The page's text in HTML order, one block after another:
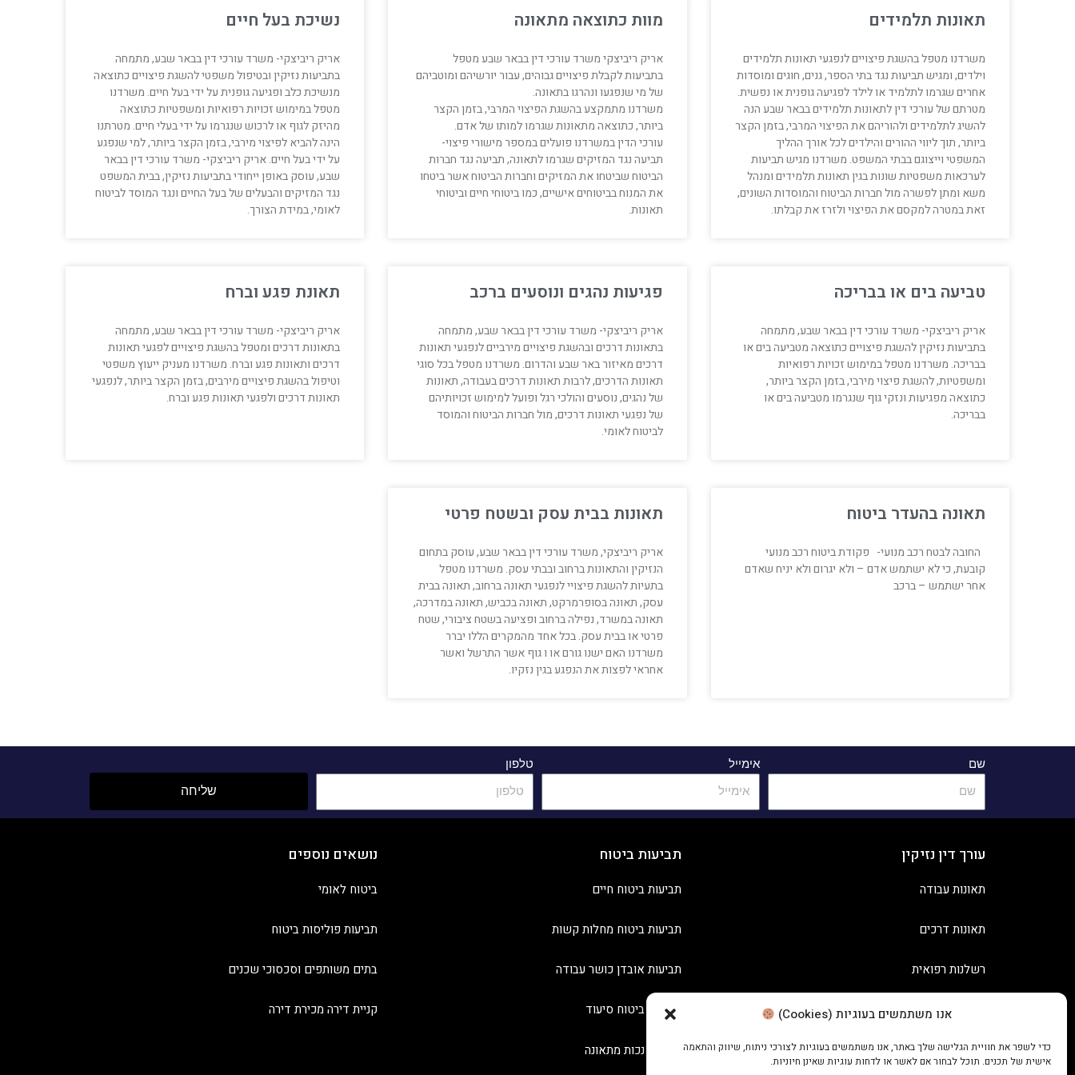
אנו משתמשים בעוגיות (Cookies)
כדי לשפר את חוויית הגלישה שלך באתר, אנו משתמשים בעוגיות לצורכי ניתוח, שיווק והתאמה
אישית של תכנים. תוכל לבחור אם לאשר או לדחות עוגיות שאינן חיוניות.
תאונות תלמידים
משרדנו מטפל בהשגת פיצויים לנפגעי תאונות תלמידים
וילדים, ומגיש תביעות נגד בתי הספר, גנים, חוגים ומוסדות
אחרים שגרמו לתלמיד או לילד לפגיעה גופנית או נפשית.
מטרתם של עורכי דין לתאונות תלמידים בבאר שבע הנה
להשיג לתלמידים ולהוריהם את הפיצוי המרבי, בזמן הקצר
ביותר, תוך ליווי ההורים והילדים לכל אורך ההליך
המשפטי וייצוגם בבתי המשפט. משרדנו מגיש תביעות
לערכאות משפטיות שונות בגין תאונות תלמידים ומנהל
משא ומתן לפשרה מול חברות הביטוח והמוסדות השונים,
זאת במטרה למקסם את הפיצוי ולזרז את קבלתו.
מוות כתוצאה מתאונה
אריק ריביצקי משרד עורכי דין בבאר שבע מטפל
בתביעות לקבלת פיצויים גבוהים, עבור יורשיהם ומוטביהם
של מי שנפגעו ונהרגו בתאונה.
משרדנו מתמקצע בהשגת הפיצוי המרבי, בזמן הקצר
ביותר, כתוצאה מתאונות שגרמו למותו של אדם.
עורכי הדין במשרדנו פועלים במספר מישורי פיצוי-
תביעה נגד המזיקים שגרמו לתאונה, תביעה נגד חברות
הביטוח שביטחו את המזיקים וחברות הביטוח אשר ביטחו
את המנוח בביטוחים אישיים, כמו ביטוחי חיים וביטוחי
תאונות.
נשיכת בעל חיים
אריק ריביצקי- משרד עורכי דין בבאר שבע, מתמחה
בתביעות נזיקין ובטיפול משפטי להשגת פיצויים כתוצאה
מנשיכת כלב ופגיעה גופנית על ידי בעל חיים. משרדנו
מטפל במימוש זכויות רפואיות ומשפטיות כתוצאה
מהיזק לגוף או לרכוש שנגרמו על ידי בעלי חיים. מטרתנו
הינה להביא לפיצוי מירבי, בזמן הקצר ביותר, למי שנפגע
על ידי בעל חיים. אריק ריביצקי- משרד עורכי דין בבאר
שבע, עוסק באופן ייחודי בתביעות נזיקין, בבית המשפט
נגד המזיקים והבעלים של בעל החיים ונגד המוסד לביטוח
לאומי, במידת הצורך.
טביעה בים או בבריכה
אריק ריביצקי- משרד עורכי דין בבאר שבע, מתמחה
בתביעות נזיקין להשגת פיצויים כתוצאה מטביעה בים או
בבריכה. משרדנו מטפל במימוש זכויות רפואיות
ומשפטיות, להשגת פיצוי מירבי, בזמן הקצר ביותר,
כתוצאה מפגיעות ונזקי גוף שנגרמו מטביעה בים או
בבריכה.
פגיעות נהגים ונוסעים ברכב
אריק ריביצקי- משרד עורכי דין בבאר שבע, מתמחה
בתאונות דרכים ובהשגת פיצויים מירביים לנפגעי תאונות
דרכים מאיזור באר שבע והדרום. משרדנו מטפל בכל סוגי
תאונות הדרכים, לרבות תאונות דרכים בעבודה, תאונות
של נהגים, נוסעים והולכי רגל ופועל למימוש זכויותיהם
של נפגעי תאונות דרכים, מול חברות הביטוח והמוסד
לביטוח לאומי.
תאונת פגע וברח
אריק ריביצקי- משרד עורכי דין בבאר שבע, מתמחה
בתאונות דרכים ומטפל בהשגת פיצויים לפגעי תאונות
דרכים ותאונות פגע וברח. משרדנו מעניק ייעוץ משפטי
וטיפול בהשגת פיצויים מירבים, בזמן הקצר ביותר, לנפגעי
תאונות דרכים ולפגעי תאונות פגע וברח.
תאונה בהעדר ביטוח
החובה לבטח רכב מנועי- פקודת ביטוח רכב מנועי
קובעת, כי לא ישתמש אדם – ולא יגרום ולא יניח שאדם
אחר ישתמש – ברכב
תאונות בבית עסק ובשטח פרטי
אריק ריביצקי, משרד עורכי דין בבאר שבע, עוסק בתחום
הנזיקין והתאונות ברחוב ובבתי עסק. משרדנו מטפל
בתעיות להשגת פיצויי לנפגעי תאונה ברחוב, תאונה בבית
עסק, תאונה בסופרמרקט, תאונה בכביש, תאונה במדרכה,
תאונה במשרד, נפילה ברחוב ופציעה בשטח ציבורי, שטח
פרטי או בבית עסק. בכל אחד מהמקרים הללו יברר
משרדנו האם ישנו גורם או ו גוף אשר התרשל ואשר
אחראי לפצות את הנפגע בגין נזקיו.
שם אימייל טלפון
שליחה
עורך דין נזיקין
תאונות עבודה
תאונות דרכים
רשלנות רפואית
תביעות ביטוח
תביעות ביטוח חיים
תביעות ביטוח מחלות קשות
תביעות אובדן כושר עבודה
תביעות ביטוח סיעוד
תביעות נכות מתאונה
נושאים נוספים
ביטוח לאומי
תביעות פוליסות ביטוח
בתים משותפים וסכסוכי שכנים
קניית דירה מכירת דירה